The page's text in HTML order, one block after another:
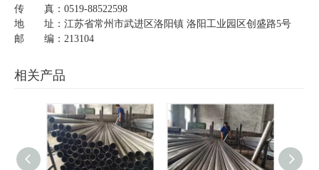
传 真：0519-88522598
地 址：江苏省常州市武进区洛阳镇 洛阳工业园区创盛路5号
邮 编：213104
相关产品